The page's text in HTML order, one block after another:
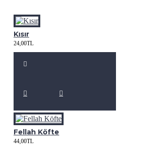
Kısır
24,00TL
Fellah Köfte
44,00TL